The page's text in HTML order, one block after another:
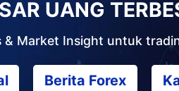
UANG
& Market Insight untuk
Berita Forex